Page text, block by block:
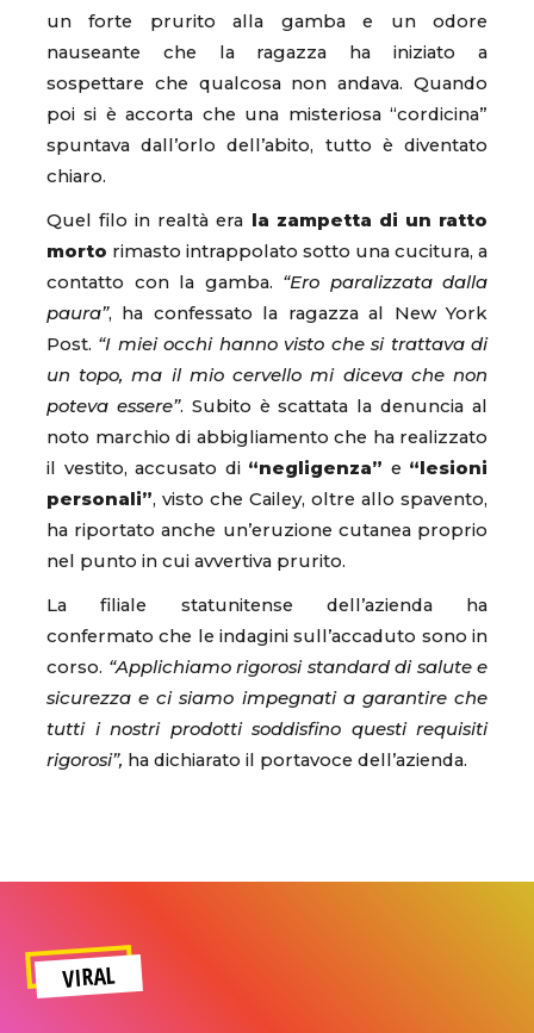
un forte prurito alla gamba e un odore
nauseante che la ragazza ha iniziato a
sospettare che qualcosa non andava. Quando
poi si è accorta che una misteriosa “cordicina”
spuntava dall’orlo dell’abito, tutto è diventato
chiaro.
Quel filo in realtà era la zampetta di un ratto
morto rimasto intrappolato sotto una cucitura, a
contatto con la gamba. “Ero paralizzata dalla
paura”, ha confessato la ragazza al New York
Post. “I miei occhi hanno visto che si trattava di
un topo, ma il mio cervello mi diceva che non
poteva essere”. Subito è scattata la denuncia al
noto marchio di abbigliamento che ha realizzato
il vestito, accusato di “negligenza” e “lesioni
personali”, visto che Cailey, oltre allo spavento,
ha riportato anche un’eruzione cutanea proprio
nel punto in cui avvertiva prurito.
La filiale statunitense dell’azienda ha
confermato che le indagini sull’accaduto sono in
corso. “Applichiamo rigorosi standard di salute e
sicurezza e ci siamo impegnati a garantire che
tutti i nostri prodotti soddisfino questi requisiti
rigorosi”, ha dichiarato il portavoce dell’azienda.
VIRAL